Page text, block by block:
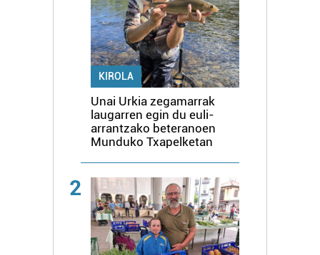
KIROLA
Unai Urkia zegamarrak
laugarren egin du euli-
arrantzako beteranoen
Munduko Txapelketan
2